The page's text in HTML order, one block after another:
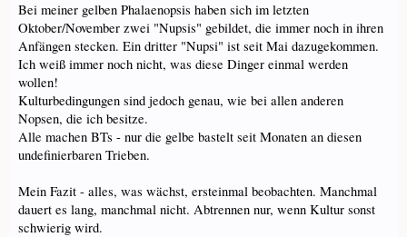
Bei meiner gelben Phalaenopsis haben sich im letzten
Oktober/November zwei "Nupsis" gebildet, die immer noch in ihren
Anfängen stecken. Ein dritter "Nupsi" ist seit Mai dazugekommen.
Ich weiß immer noch nicht, was diese Dinger einmal werden
wollen!
Kulturbedingungen sind jedoch genau, wie bei allen anderen
Nopsen, die ich besitze.
Alle machen BTs - nur die gelbe bastelt seit Monaten an diesen
undefinierbaren Trieben.
Mein Fazit - alles, was wächst, ersteinmal beobachten. Manchmal
dauert es lang, manchmal nicht. Abtrennen nur, wenn Kultur sonst
schwierig wird.